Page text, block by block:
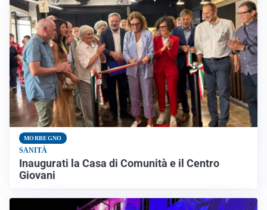
MORBEGNO
SANITÀ
Inaugurati la Casa di Comunità e il Centro
Giovani